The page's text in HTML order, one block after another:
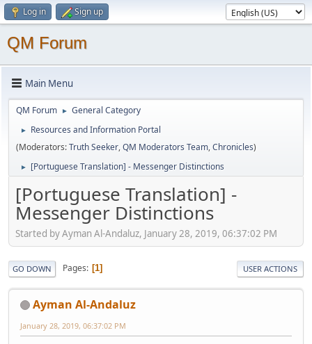
Log in Sign up
QM Forum
Main Menu
QM Forum ► General Category
►
Resources and Information Portal
(Moderators:Truth Seeker,QM Moderators Team,Chronicles)
► [Portuguese Translation] - Messenger Distinctions
[Portuguese Translation] -
Messenger Distinctions
Started by Ayman Al-Andaluz, January 28, 2019, 06:37:02 PM
GO DOWN Pages 1 USER ACTIONS
Ayman Al-Andaluz
January 28, 2019, 06:37:02 PM